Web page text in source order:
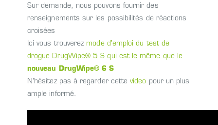
Sur demande, nous pouvons fournir des
renseignements sur les possibilités de réactions
croisées
Ici vous trouverez mode d'emploi du test de
drogue DrugWipe® 5 S qui est le même que le
nouveau DrugWipe® 6 S
N'hésitez pas à regarder cettevideo pour un plus
ample informé.